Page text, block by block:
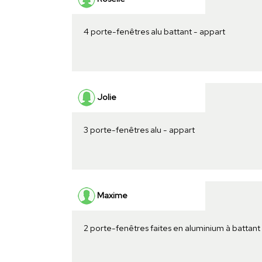
4 porte-fenêtres alu battant - appart
Jolie
3 porte-fenêtres alu - appart
Maxime
2 porte-fenêtres faites en aluminium à